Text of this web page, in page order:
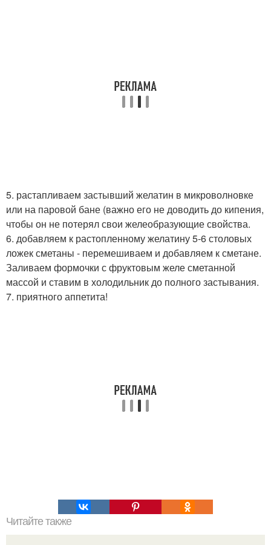
5. растапливаем застывший желатин в микроволновке
или на паровой бане (важно его не доводить до кипения,
чтобы он не потерял свои желеобразующие свойства.
6. добавляем к растопленному желатину 5-6 столовых
ложек сметаны - перемешиваем и добавляем к сметане.
Заливаем формочки с фруктовым желе сметанной
массой и ставим в холодильник до полного застывания.
7. приятного аппетита!
Читайте также